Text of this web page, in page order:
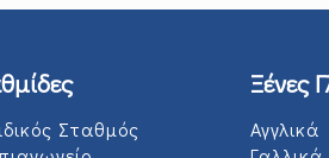
Σταθμός
Ξένες
Αγγλικά